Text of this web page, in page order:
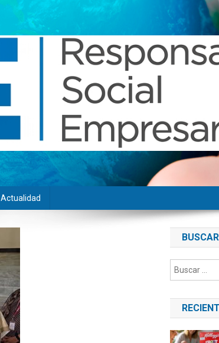
Actualidad
BUSCAR